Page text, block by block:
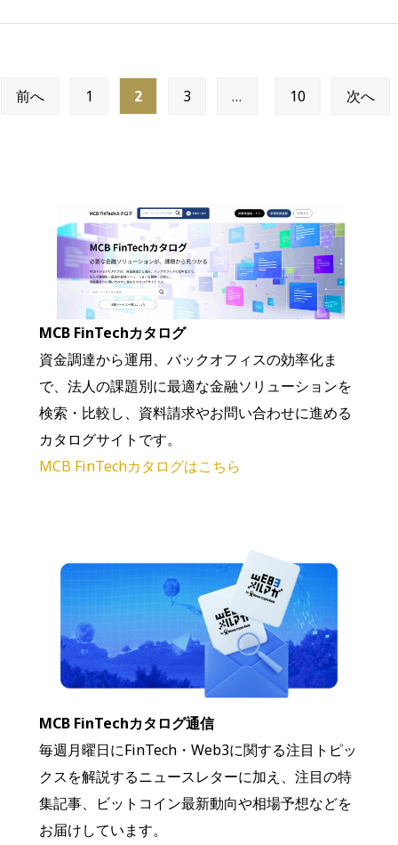
投前へ 1 2 3 … 10 次へ
MCB FinTechカタログ
資金調達から運用、バックオフィスの効率化ま
で、法人の課題別に最適な金融ソリューションを
検索・比較し、資料請求やお問い合わせに進める
カタログサイトです。
MCB FinTechカタログはこちら
MCB FinTechカタログ通信
毎週月曜日にFinTech・Web3に関する注目トピッ
クスを解説するニュースレターに加え、注目の特
集記事、ビットコイン最新動向や相場予想などを
お届けしています。